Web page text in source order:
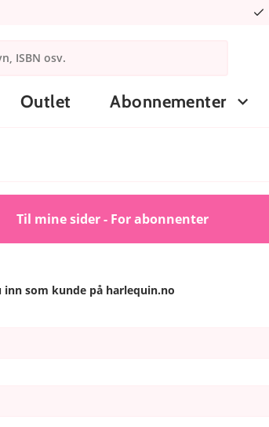
Outlet Abonnementer
Til mine sider - For abonnenter
inn som kunde på harlequin.no